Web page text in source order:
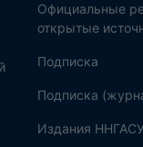
Официальные
открытые
Подписка
Подписка
Издания ННГАСУ